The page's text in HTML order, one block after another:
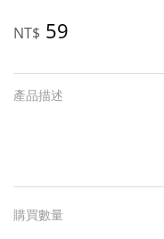
NT$ 59
產品描述
購買數量